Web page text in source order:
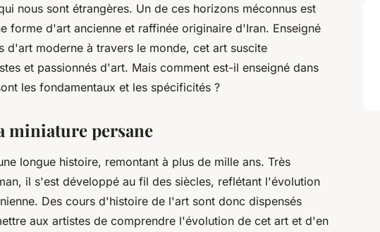
nous sont étrangères. Un de ces horizons méconnus est
forme d'art ancienne et raffinée originaire d'Iran. Enseigné
d'art moderne à travers le monde, cet art suscite
et passionnés d'art. Mais comment est-il enseigné dans
les fondamentaux et les spécificités ?
miniature persane
longue histoire, remontant à plus de mille ans. Très
il s'est développé au fil des siècles, reflétant l'évolution
Des cours d'histoire de l'art sont donc dispensés
aux artistes de comprendre l'évolution de cet art et d'en